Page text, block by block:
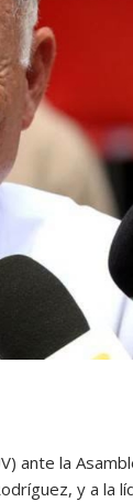
ante la
y a la